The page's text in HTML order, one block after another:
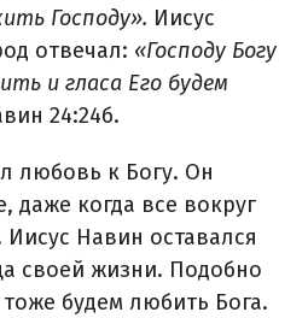
Господу». Иисус
отвечал: «Господу Богу
и гласа Его будем
24:24б.
любовь к Богу. Он
даже когда все вокруг
Навин оставался
своей жизни. Подобно
будем любить Бога.